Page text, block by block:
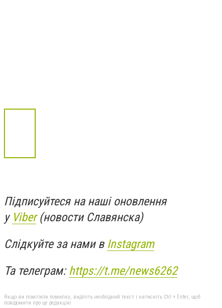
Підписуйтеся на наші оновлення
у Viber(новости Славянска)
Слідкуйте за нами в Instagram
Та телеграм: https://t.me/news6262
Якщо ви помітили помилку, виділіть необхідний текст і натисніть Ctrl + Enter, щоб
повідомити про це редакцію